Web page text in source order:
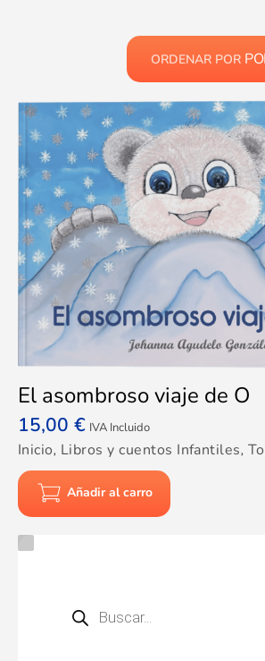
ORDENAR POR
El asombroso viaje de O
15,00 € IVA Incluido
Inicio, Libros y cuentos Infantiles,
Añadir al carro